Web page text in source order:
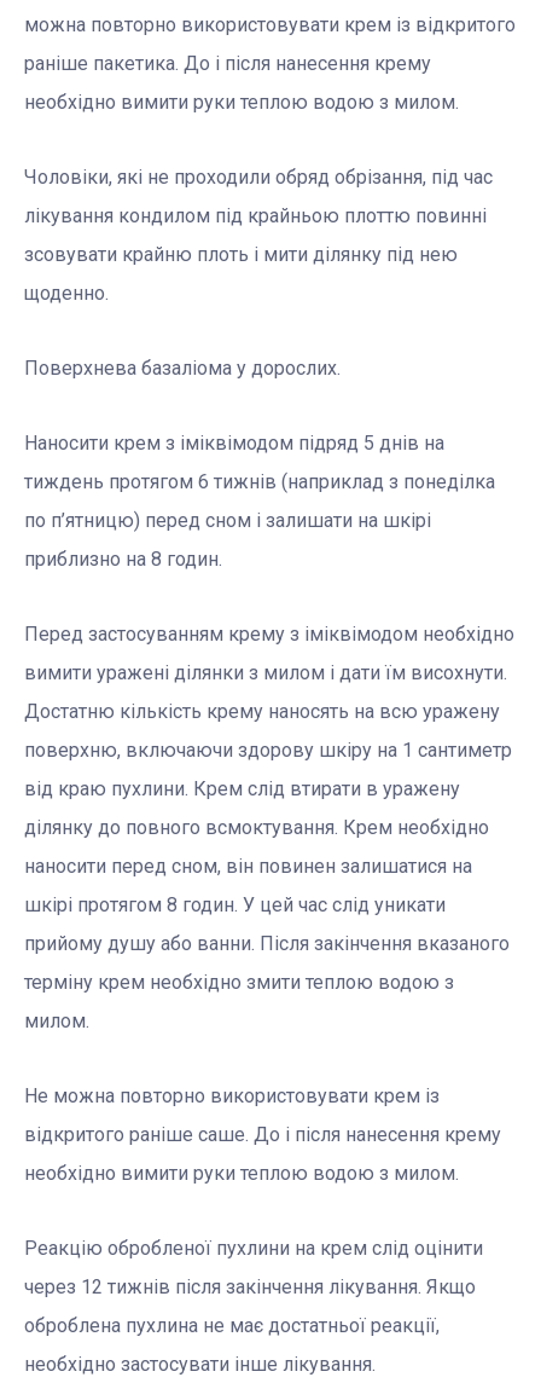
можна повторно використовувати крем із відкритого
раніше пакетика. До і після нанесення крему
необхідно вимити руки теплою водою з милом.
Чоловіки, які не проходили обряд обрізання, під час
лікування кондилом під крайньою плоттю повинні
зсовувати крайню плоть і мити ділянку під нею
щоденно.
Поверхнева базаліома у дорослих.
Наносити крем з іміквімодом підряд 5 днів на
тиждень протягом 6 тижнів (наприклад з понеділка
по п’ятницю) перед сном і залишати на шкірі
приблизно на 8 годин.
Перед застосуванням крему з іміквімодом необхідно
вимити уражені ділянки з милом і дати їм висохнути.
Достатню кількість крему наносять на всю уражену
поверхню, включаючи здорову шкіру на 1 сантиметр
від краю пухлини. Крем слід втирати в уражену
ділянку до повного всмоктування. Крем необхідно
наносити перед сном, він повинен залишатися на
шкірі протягом 8 годин. У цей час слід уникати
прийому душу або ванни. Після закінчення вказаного
терміну крем необхідно змити теплою водою з
милом.
Не можна повторно використовувати крем із
відкритого раніше саше. До і після нанесення крему
необхідно вимити руки теплою водою з милом.
Реакцію обробленої пухлини на крем слід оцінити
через 12 тижнів після закінчення лікування. Якщо
оброблена пухлина не має достатньої реакції,
необхідно застосувати інше лікування.